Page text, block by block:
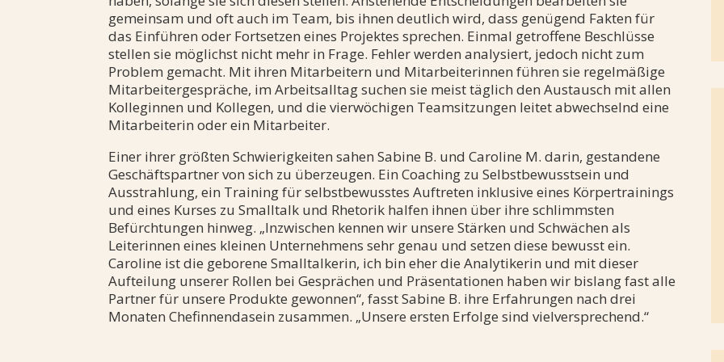
gemeinsam und oft auch im Team, bis ihnen deutlich wird, dass genügend Fakten für
das Einführen oder Fortsetzen eines Projektes sprechen. Einmal getroffene Beschlüsse
stellen sie möglichst nicht mehr in Frage. Fehler werden analysiert, jedoch nicht zum
Problem gemacht. Mit ihren Mitarbeitern und Mitarbeiterinnen führen sie regelmäßige
Mitarbeitergespräche, im Arbeitsalltag suchen sie meist täglich den Austausch mit allen
Kolleginnen und Kollegen, und die vierwöchigen Teamsitzungen leitet abwechselnd eine
Mitarbeiterin oder ein Mitarbeiter.
Einer ihrer größten Schwierigkeiten sahen Sabine B. und Caroline M. darin, gestandene
Geschäftspartner von sich zu überzeugen. Ein Coaching zu Selbstbewusstsein und
Ausstrahlung, ein Training für selbstbewusstes Auftreten inklusive eines Körpertrainings
und eines Kurses zu Smalltalk und Rhetorik halfen ihnen über ihre schlimmsten
Befürchtungen hinweg. „Inzwischen kennen wir unsere Stärken und Schwächen als
Leiterinnen eines kleinen Unternehmens sehr genau und setzen diese bewusst ein.
Caroline ist die geborene Smalltalkerin, ich bin eher die Analytikerin und mit dieser
Aufteilung unserer Rollen bei Gesprächen und Präsentationen haben wir bislang fast alle
Partner für unsere Produkte gewonnen“, fasst Sabine B. ihre Erfahrungen nach drei
Monaten Chefinnendasein zusammen. „Unsere ersten Erfolge sind vielversprechend.“